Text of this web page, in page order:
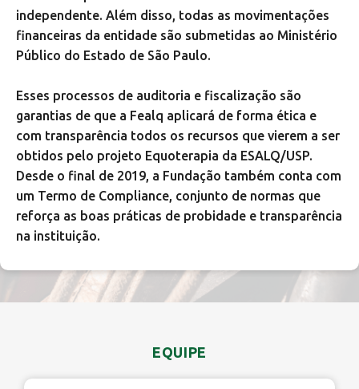
independente. Além disso, todas as movimentações
financeiras da entidade são submetidas ao Ministério
Público do Estado de São Paulo.
Esses processos de auditoria e fiscalização são
garantias de que a Fealq aplicará de forma ética e
com transparência todos os recursos que vierem a ser
obtidos pelo projeto Equoterapia da ESALQ/USP.
Desde o final de 2019, a Fundação também conta com
um Termo de Compliance, conjunto de normas que
reforça as boas práticas de probidade e transparência
na instituição.
EQUIPE